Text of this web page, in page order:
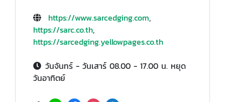
https://www.sarcedging.com,
https://sarc.co.th,
https://sarcedging.yellowpages.co.th
วันจันทร์ - วันเสาร์ 08.00 - 17.00 น. หยุด
วันอาทิตย์